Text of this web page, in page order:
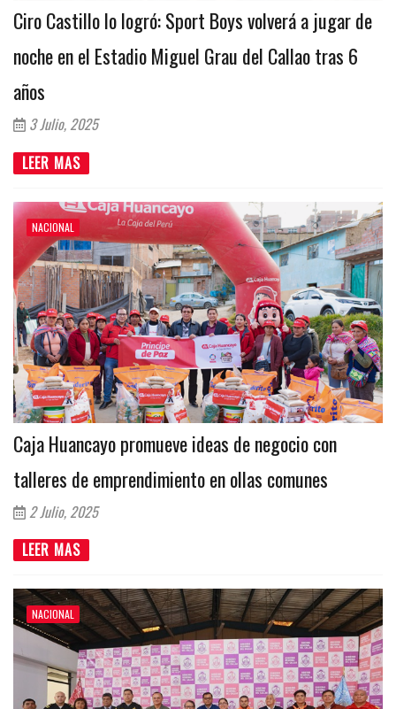
Ciro Castillo lo logró: Sport Boys volverá a jugar de
noche en el Estadio Miguel Grau del Callao tras 6
años
3 Julio, 2025
LEER MAS
NACIONAL
Caja Huancayo promueve ideas de negocio con
talleres de emprendimiento en ollas comunes
2 Julio, 2025
LEER MAS
NACIONAL